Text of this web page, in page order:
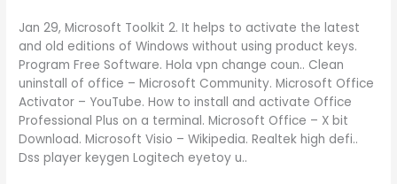
Jan 29, Microsoft Toolkit 2. It helps to activate the latest
and old editions of Windows without using product keys.
Program Free Software. Hola vpn change coun.. Clean
uninstall of office – Microsoft Community. Microsoft Office
Activator – YouTube. How to install and activate Office
Professional Plus on a terminal. Microsoft Office – X bit
Download. Microsoft Visio – Wikipedia. Realtek high defi..
Dss player keygen Logitech eyetoy u..